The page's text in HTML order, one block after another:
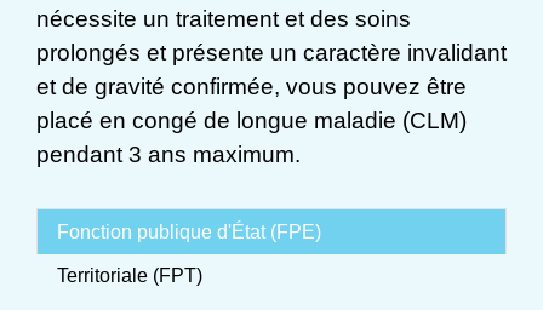
nécessite un traitement et des soins
prolongés et présente un caractère invalidant
et de gravité confirmée, vous pouvez être
placé en congé de longue maladie (CLM)
pendant 3 ans maximum.
Fonction publique d'État (FPE)
Territoriale (FPT)